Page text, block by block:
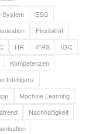
System
ESG
Flexibilität
HR IFRS
IGC
Kompetenzen
Intelligenz
Machine Learning
Nachhaltigkeit